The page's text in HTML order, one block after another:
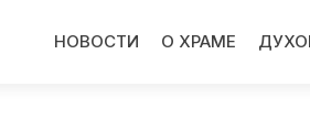
кНОВОСТИ О ХРАМЕ